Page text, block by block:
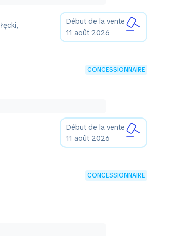
Début de la vente
11 août 2026
CONCESSIONNAIRE
Début de la vente
11 août 2026
CONCESSIONNAIRE